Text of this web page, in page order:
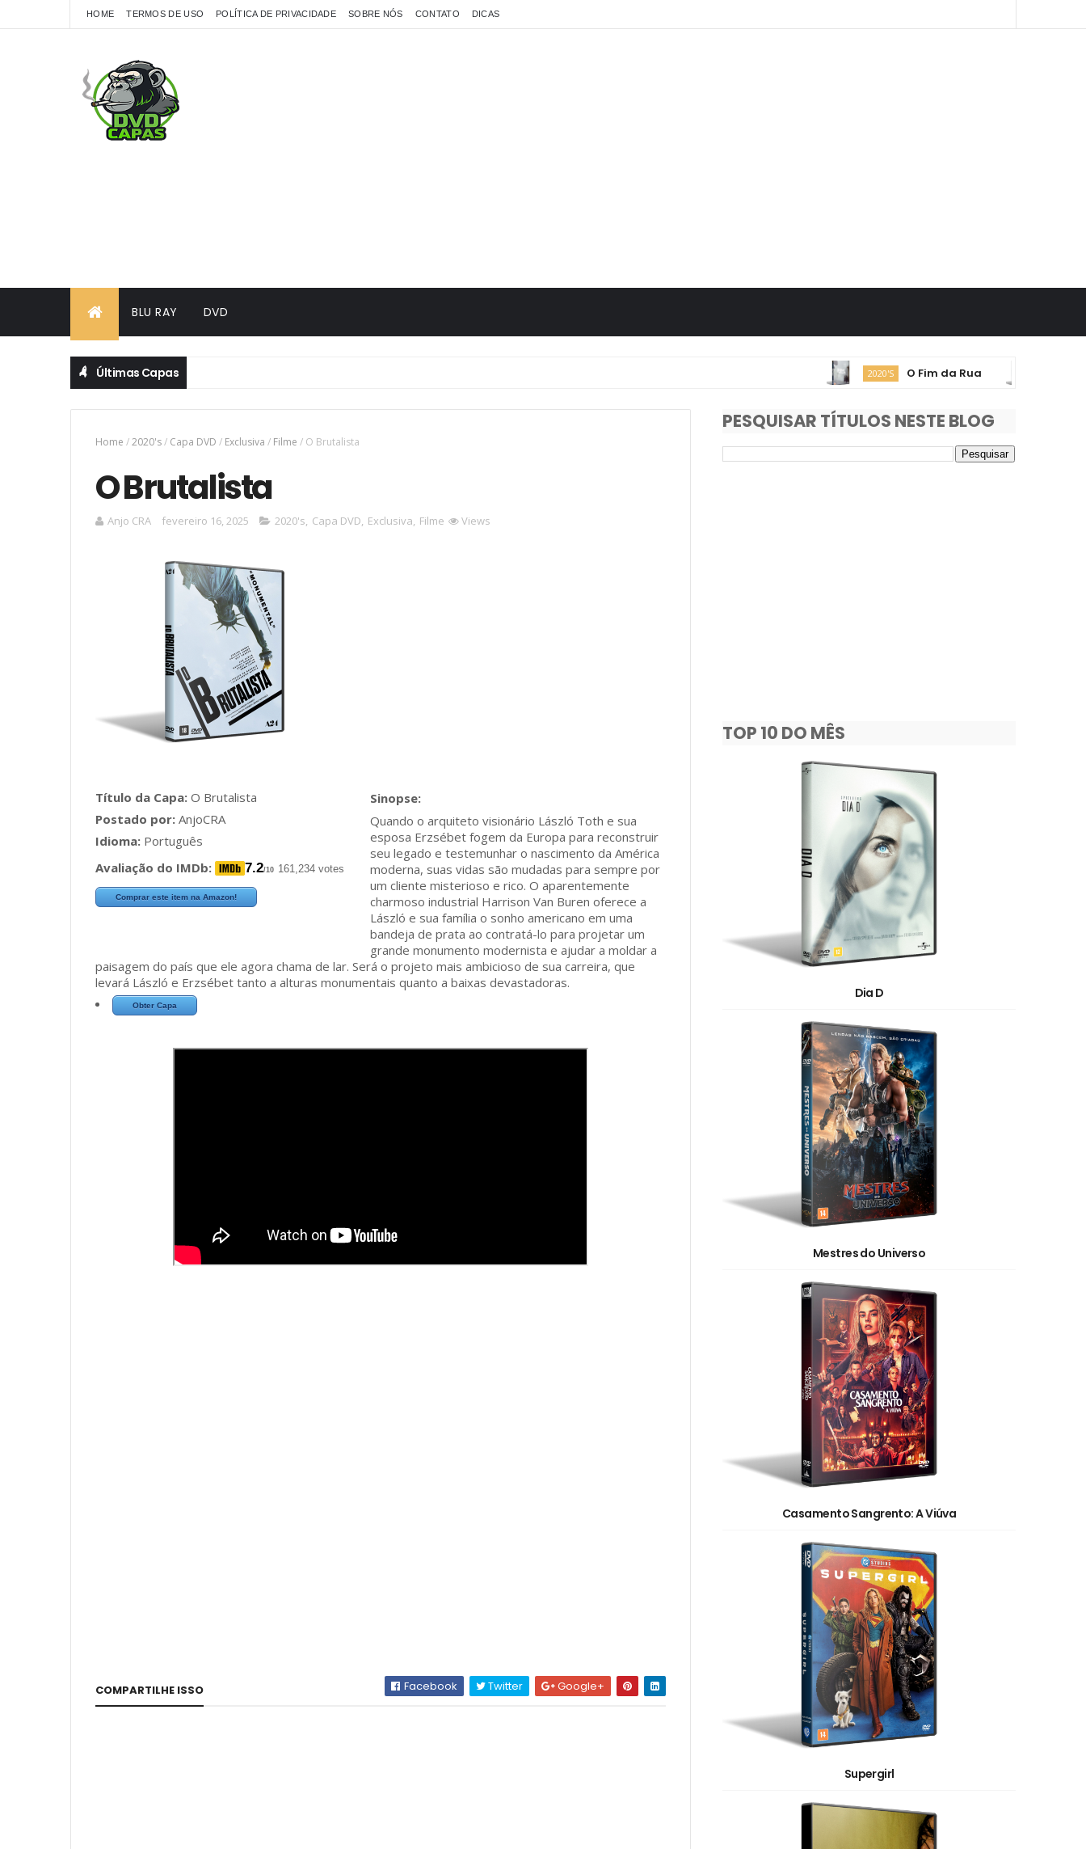
HOME TERMOS DE USO POLÍTICA DE PRIVACIDADE SOBRE NÓS CONTATO DICAS
BLU RAY DVD
Últimas Capas 2020'S O Fim da Rua
Home /2020's/ Capa DVD / Exclusiva / Filme / O Brutalista
O Brutalista
Anjo CRA fevereiro 16, 2025 2020's, Capa DVD, Exclusiva, Filme Views
Título da Capa: O Brutalista
Postado por: AnjoCRA
Idioma: Português
Avaliação do IMDb:
7.2/10 161,234 votes
Comprar este item na Amazon!
Quando o arquiteto visionário László Toth e sua
esposa Erzsébet fogem da Europa para reconstruir
seu legado e testemunhar o nascimento da América
moderna, suas vidas são mudadas para sempre por
um cliente misterioso e rico. O aparentemente
charmoso industrial Harrison Van Buren oferece a
László e sua família o sonho americano em uma
bandeja de prata ao contratá-lo para projetar um
grande monumento modernista e ajudar a moldar a
paisagem do país que ele agora chama de lar. Será o projeto mais ambicioso de sua carreira, que
levará László e Erzsébet tanto a alturas monumentais quanto a baixas devastadoras.
Obter Capa
COMPARTILHE ISSO Facebook Twitter Google+
PESQUISAR TÍTULOS NESTE BLOG
TOP 10 DO MÊS
Dia D
Mestres do Universo
Casamento Sangrento: A Viúva
Supergirl